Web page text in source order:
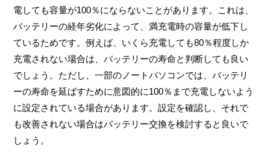
電しても容量が100％にならないことがあります。これは、
バッテリーの経年劣化によって、満充電時の容量が低下し
ているためです。例えば、いくら充電しても80％程度しか
充電されない場合は、バッテリーの寿命と判断しても良い
でしょう。ただし、一部のノートパソコンでは、バッテリ
ーの寿命を延ばすために意図的に100％まで充電しないよう
に設定されている場合があります。設定を確認し、それで
も改善されない場合はバッテリー交換を検討すると良いで
しょう。